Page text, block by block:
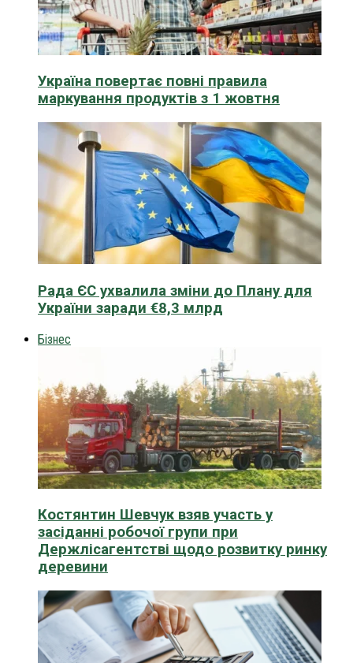
Україна повертає повні правила
маркування продуктів з 1 жовтня
Рада ЄС ухвалила зміни до Плану для
України заради €8,3 млрд
Бізнес
Костянтин Шевчук взяв участь у
засіданні робочої групи при
Держлісагентстві щодо розвитку ринку
деревини